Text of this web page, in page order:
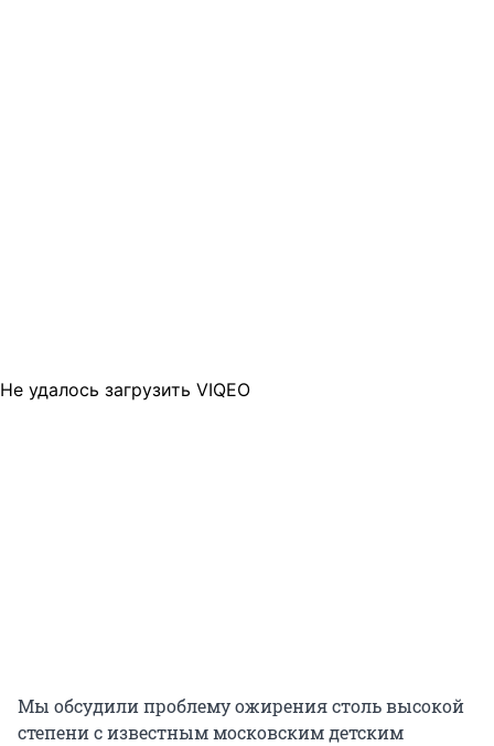
Не удалось загрузить VIQEO
Мы обсудили проблему ожирения столь высокой
степени с известным московским детским